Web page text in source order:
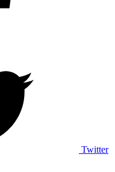
Twitter